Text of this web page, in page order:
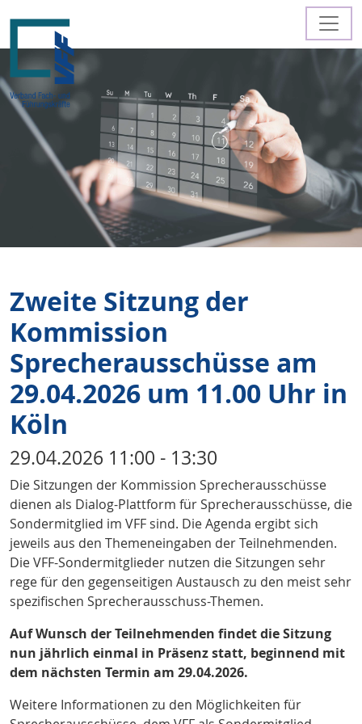
Zweite Sitzung der
Kommission
Sprecherausschüsse am
29.04.2026 um 11.00 Uhr in
Köln
29.04.2026 11:00 - 13:30
Die Sitzungen der Kommission Sprecherausschüsse
dienen als Dialog-Plattform für Sprecherausschüsse, die
Sondermitglied im VFF sind. Die Agenda ergibt sich
jeweils aus den Themeneingaben der Teilnehmenden.
Die VFF-Sondermitglieder nutzen die Sitzungen sehr
rege für den gegenseitigen Austausch zu den meist sehr
spezifischen Sprecherausschuss-Themen.
Auf Wunsch der Teilnehmenden findet die Sitzung
nun jährlich einmal in Präsenz statt, beginnend mit
dem nächsten Termin am 29.04.2026.
Weitere Informationen zu den Möglichkeiten für